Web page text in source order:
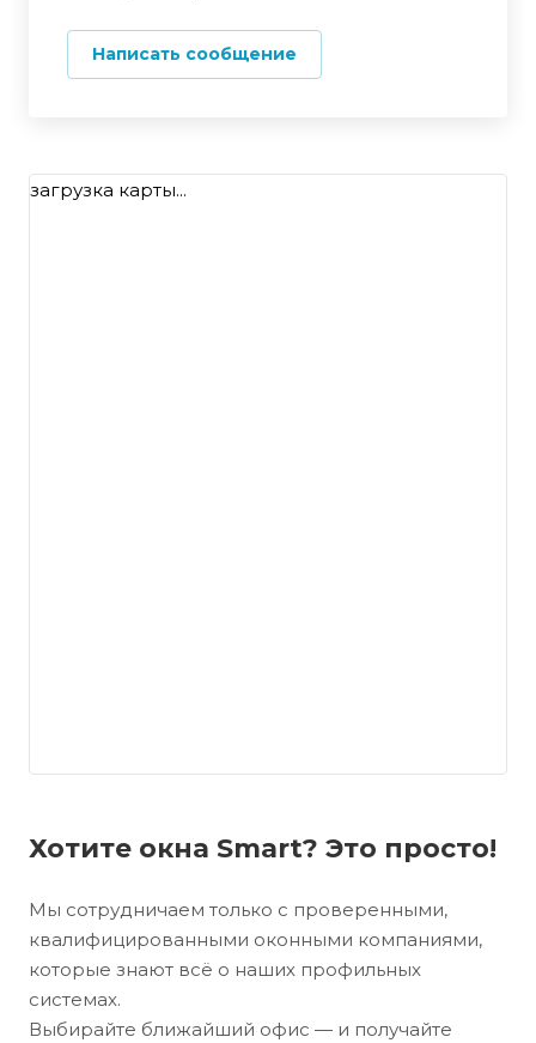
загрузка карты...
Хотите окна Smart? Это просто!
Мы сотрудничаем только с проверенными,
квалифицированными оконными компаниями,
которые знают всё о наших профильных
системах.
Выбирайте ближайший офис — и получайте
Написать сообщение